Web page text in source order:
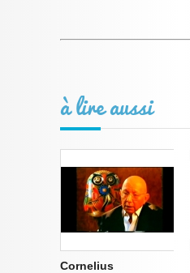
à lire aussi
Cornelius